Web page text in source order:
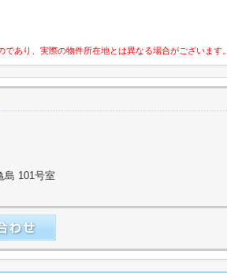
あり、実際の物件所在地とは異なる場合がございます。
島 101号室